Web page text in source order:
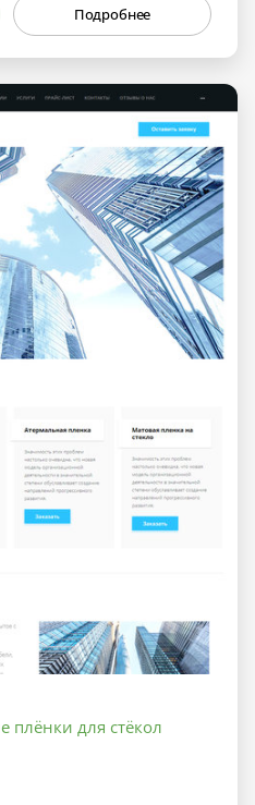
Подробнее
для стёкол